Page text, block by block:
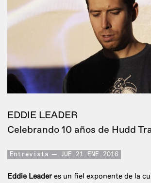
EDDIE LEADER
Celebrando 10 años de Hudd
Entrevista JUE 21 ENE 2016
Eddie Leader es un fiel exponente de la